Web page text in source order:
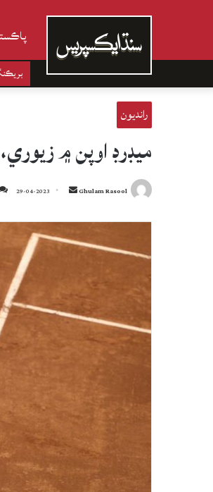
رانديون
ميڊرڊ اوپن ۾
Ghulam Rasool
Send
email
29-04-2023